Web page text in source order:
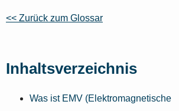
<< Zurück zum Glossar
Inhaltsverzeichnis
Was ist EMV (Elektromagnetische